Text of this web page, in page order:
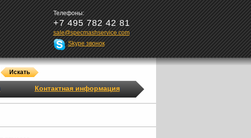
Телефоны:
+7 495 782 42 81
sale@specmashservice.com
Skype звонок
Контактная информация